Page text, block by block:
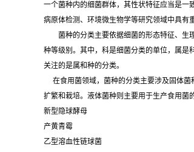
一个菌种内的细菌群体，其性状特征应当是一
病原体检测、环境微生物学等研究领域中具有
菌种的分类主要依据细菌的形态特征、生理
种等级别。其中，科是细菌分类的单位，属是
关注的是属和种的分类。
在食用菌领域，菌种的分类主要涉及固体菌
扩繁和栽培。液体菌种则主要用于生产食用菌
新型隐球酵母
产黄青霉
乙型溶血性链球菌